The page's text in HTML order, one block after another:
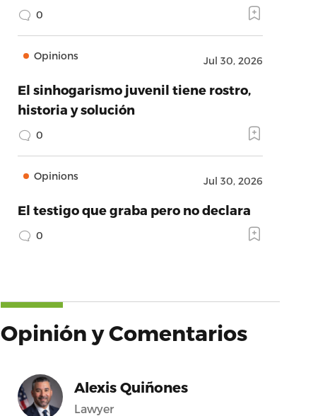
0
Opinions Jul 30, 2026
El sinhogarismo juvenil tiene rostro,
historia y solución
0
Opinions Jul 30, 2026
El testigo que graba pero no declara
0
Opinión y Comentarios
Alexis Quiñones
Lawyer